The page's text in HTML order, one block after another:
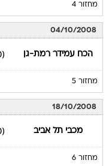
מחזור 4
04/10/2008
הכח עמידר רמת-גן (0)
מחזור 5
18/10/2008
מכבי תל אביב (0)
מחזור 6